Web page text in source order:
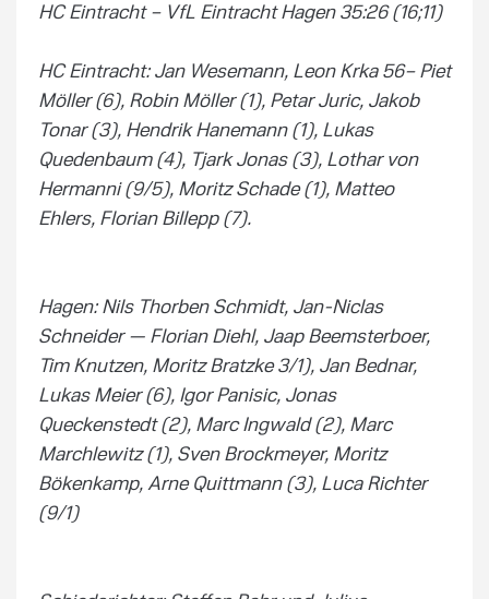
HC Eintracht – VfL Eintracht Hagen 35:26 (16;11)
HC Eintracht: Jan Wesemann, Leon Krka 56– Piet
Möller (6), Robin Möller (1), Petar Juric, Jakob
Tonar (3), Hendrik Hanemann (1), Lukas
Quedenbaum (4), Tjark Jonas (3), Lothar von
Hermanni (9/5), Moritz Schade (1), Matteo
Ehlers, Florian Billepp (7).
Hagen: Nils Thorben Schmidt, Jan-Niclas
Schneider — Florian Diehl, Jaap Beemsterboer,
Tim Knutzen, Moritz Bratzke 3/1), Jan Bednar,
Lukas Meier (6), Igor Panisic, Jonas
Queckenstedt (2), Marc Ingwald (2), Marc
Marchlewitz (1), Sven Brockmeyer, Moritz
Bökenkamp, Arne Quittmann (3), Luca Richter
(9/1)